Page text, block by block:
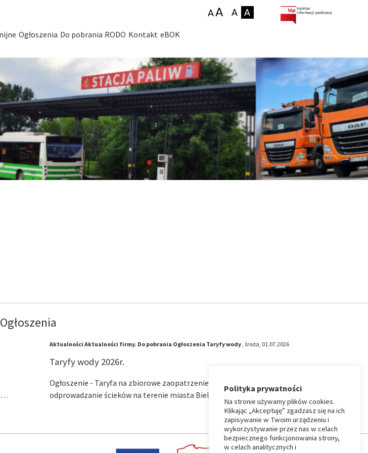
Ogłoszenia Do pobrania RODO Kontakt eBOK
Ogłoszenia
…
Aktualności Aktualności firmy. Do pobrania Ogłoszenia Taryfy wody, środa, 01.07.2026
Taryfy wody 2026r.
Ogłoszenie - Taryfa na zbiorowe zaopatrzenie w wodę i zbiorowe
odprowadzanie ścieków na terenie miasta Bielsk Podlaski na okres od …
Polityka prywatności
Na stronie używamy plików cookies.
Klikając „Akceptuję” zgadzasz się na ich
zapisywanie w Twoim urządzeniu i
wykorzystywanie przez nas w celach
bezpiecznego funkcjonowania strony,
w celach analitycznych i